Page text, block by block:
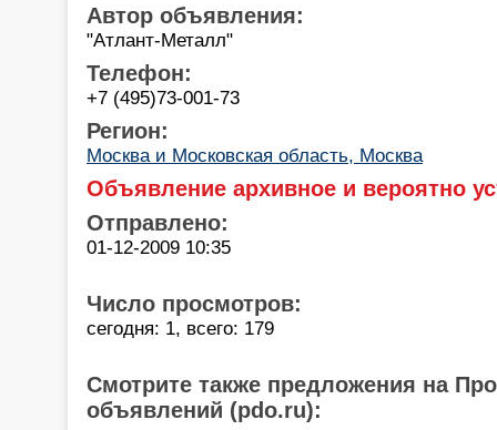
Автор объявления:
"Атлант-Металл"
Телефон:
+7 (495)73-001-73
Регион:
Москва и Московская область, Москва
Объявление архивное и вероятно
Отправлено:
01-12-2009 10:35
Число просмотров:
сегодня: 1, всего: 179
Смотрите также предложения на
объявлений (pdo.ru):